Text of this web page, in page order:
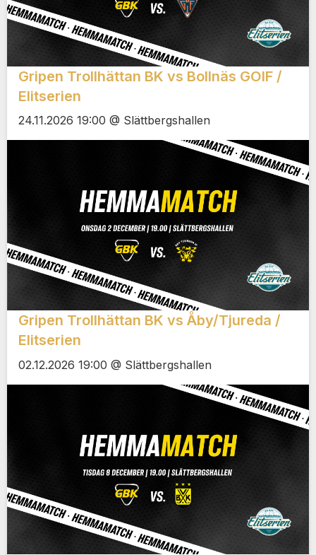
Gripen Trollhättan BK vs Bollnäs GOIF /
Elitserien
24.11.2026 19:00 @ Slättbergshallen
Gripen Trollhättan BK vs Åby/Tjureda /
Elitserien
02.12.2026 19:00 @ Slättbergshallen